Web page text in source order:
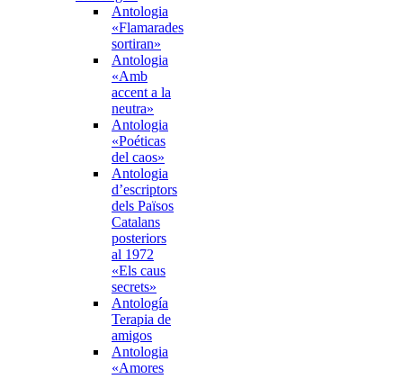
Antologia
«Flamarades
sortiran»
Antologia
«Amb
accent a la
neutra»
Antologia
«Poéticas
del caos»
Antologia
d’escriptors
dels Països
Catalans
posteriors
al 1972
«Els caus
secrets»
Antología
Terapia de
amigos
Antologia
«Amores